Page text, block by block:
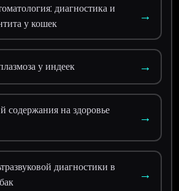
диагностика и
у кошек
→
у индеек →
содержания на здоровье
→
диагностики в
→